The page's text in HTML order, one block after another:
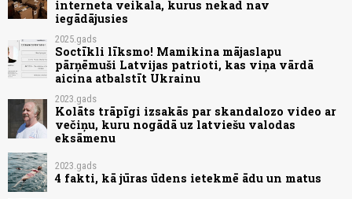
interneta veikala, kurus nekad nav
iegādājusies
2025.gads
Soctīkli līksmo! Mamikina mājaslapu
pārņēmuši Latvijas patrioti, kas viņa vārdā
aicina atbalstīt Ukrainu
2023.gads
Kolāts trāpīgi izsakās par skandalozo video ar
večiņu, kuru nogādā uz latviešu valodas
eksāmenu
2023.gads
4 fakti, kā jūras ūdens ietekmē ādu un matus